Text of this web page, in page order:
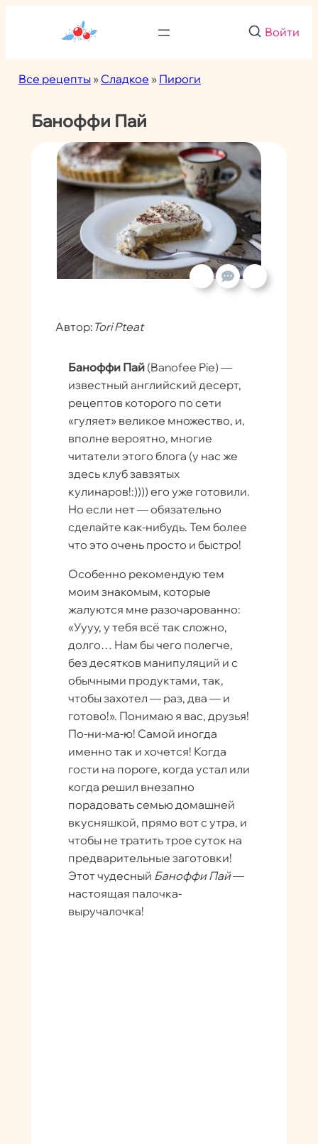
Войти
Все рецепты»Сладкое » Пироги
Баноффи Пай
Автор: Tori Pteat
Баноффи Пай(Banofee Pie) —
известный английский десерт,
рецептов которого по сети
«гуляет» великое множество, и,
вполне вероятно, многие
читатели этого блога (у нас же
здесь клуб завзятых
кулинаров!:)))) его уже готовили.
Но если нет — обязательно
сделайте как-нибудь. Тем более
что это очень просто и быстро!
Особенно рекомендую тем
моим знакомым, которые
жалуются мне разочарованно:
«Уууу, у тебя всё так сложно,
долго… Нам бы чего полегче,
без десятков манипуляций и с
обычными продуктами, так,
чтобы захотел — раз, два — и
готово!». Понимаю я вас, друзья!
По-ни-ма-ю! Самой иногда
именно так и хочется! Когда
гости на пороге, когда устал или
когда решил внезапно
порадовать семью домашней
вкусняшкой, прямо вот с утра, и
чтобы не тратить трое суток на
предварительные заготовки!
Этот чудесный Баноффи Пай—
настоящая палочка-
выручалочка!